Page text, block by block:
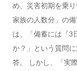
め、災害初期を乗
家族の人数分」の
は、「備蓄には『3
か？」という質問
答。 しかし、「実